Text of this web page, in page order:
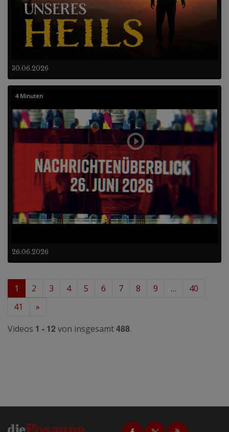
30.06.2026
26.06.2026
4 Minuten
1 2 3 4 5 6 7 8 9 …
40
41
»
Videos 1 - 12 von insgesamt488.